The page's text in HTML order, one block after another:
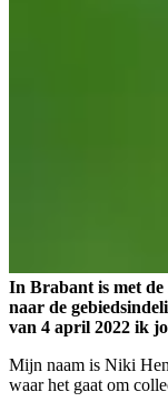
In Brabant is met de
naar de
van 4 april 2022 ik
Mijn naam is Niki
waar het gaat om